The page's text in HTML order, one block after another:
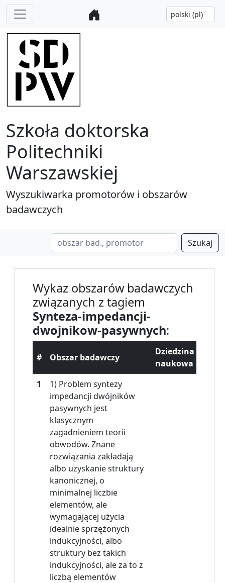
Szkoła doktorska
Politechniki
Warszawskiej
Wyszukiwarka promotorów i obszarów
badawczych
Szukaj
Wykaz obszarów badawczych
związanych z tagiem
Synteza-impedancji-
dwojnikow-pasywnych:
# Obszar badawczy
Dziedzina
naukowa
1
1) Problem syntezy
impedancji dwójników
pasywnych jest
klasycznym
zagadnieniem teorii
obwodów. Znane
rozwiązania zakładają
albo uzyskanie struktury
kanonicznej, o
minimalnej liczbie
elementów, ale
wymagającej użycia
idealnie sprzężonych
indukcyjności, albo
struktury bez takich
indukcyjności, ale za to z
liczbą elementów